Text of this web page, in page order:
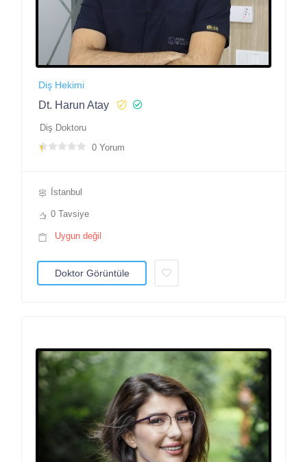
Diş Hekimi
Dt. Harun Atay
Diş Doktoru
0 Yorum
İstanbul
0 Tavsiye
Uygun değil
Doktor Görüntüle